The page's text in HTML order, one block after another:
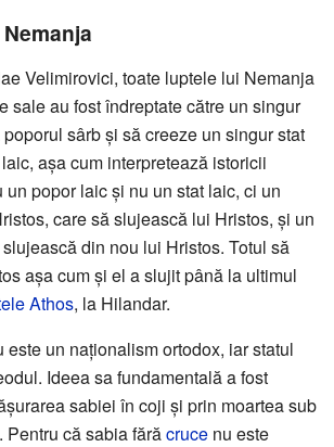
Velimirovici, toate luptele lui Nemanja
sale au fost îndreptate către un singur
sârb și să creeze un singur stat
așa cum interpretează istoricii
un popor laic și nu un stat laic, ci un
care să slujească lui Hristos, și un
din nou lui Hristos. Totul să
așa cum și el a slujit până la ultimul
Athos, la Hilandar.
un naționalism ortodox, iar statul
Ideea sa fundamentală a fost
sabiei în coji și prin moartea sub
că sabia fărăcruce nu este